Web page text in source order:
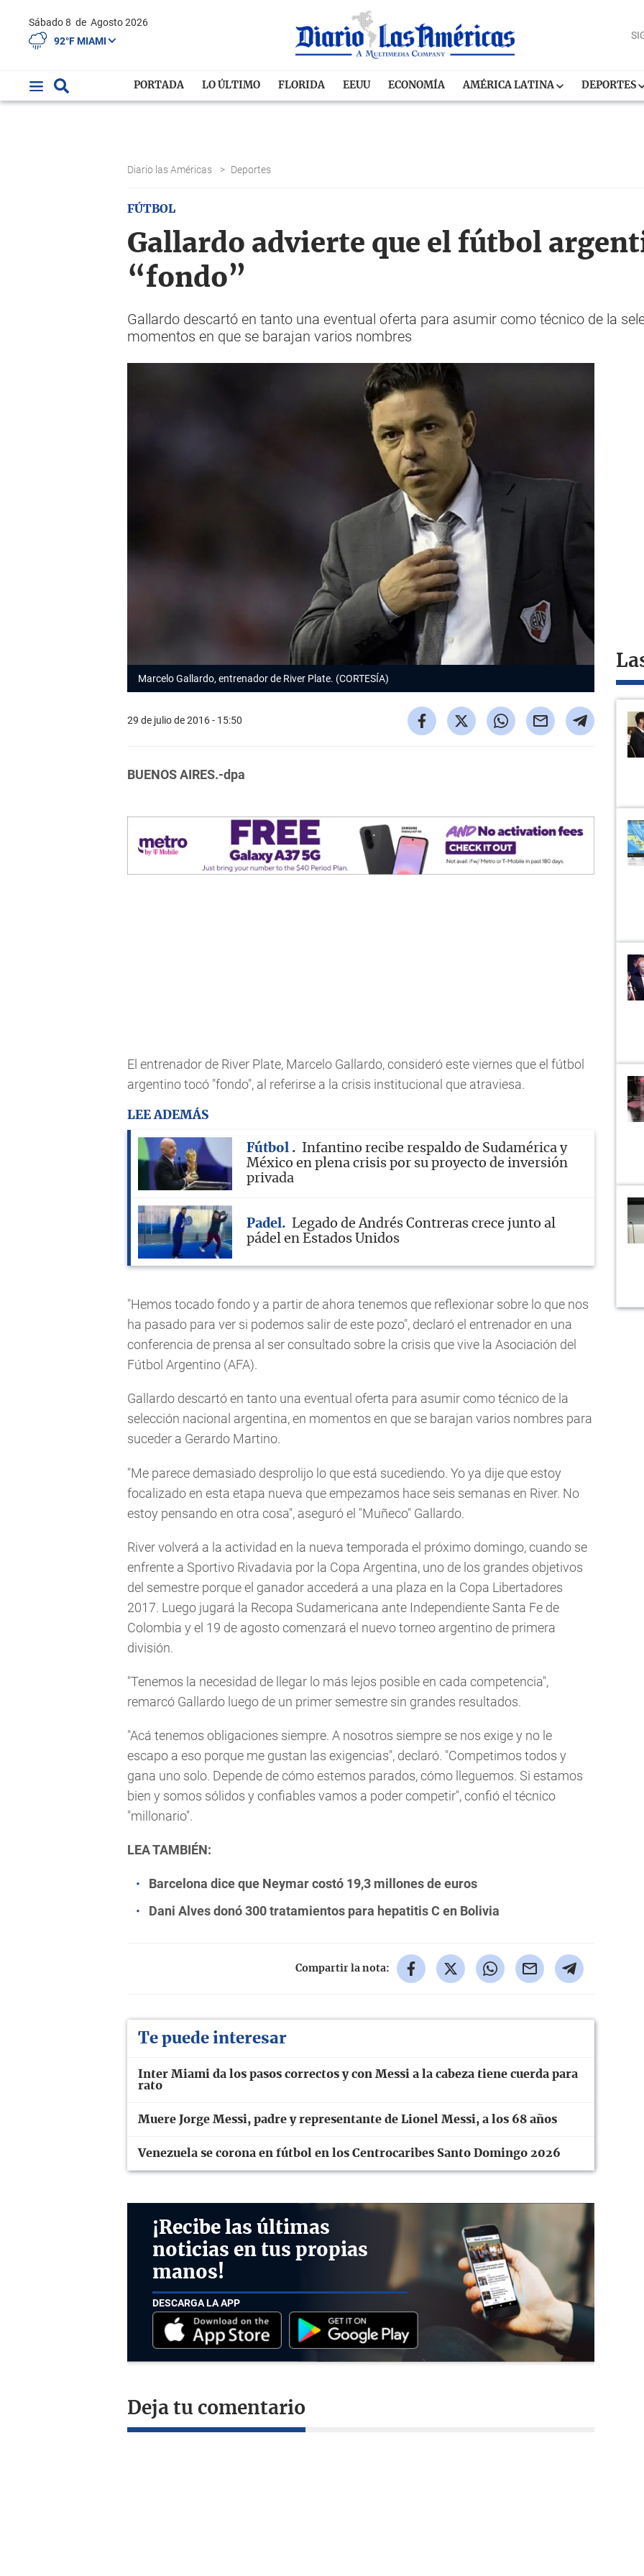
Sábado 8 de Agosto 2026
92°F MIAMI
PORTADA LO ÚLTIMO FLORIDA EEUU ECONOMÍA AMÉRICA LATINA DEPORTES
Diario las Américas > Deportes
FÚTBOL
Gallardo advierte que el fútbol
“fondo”
Gallardo descartó en tanto una eventual oferta para asumir como técnico de la
momentos en que se barajan varios nombres
Marcelo Gallardo, entrenador de River Plate. (CORTESÍA)
29 de julio de 2016 - 15:50
BUENOS AIRES.-dpa
El entrenador de River Plate, Marcelo Gallardo, consideró este viernes que el fútbol
argentino tocó "fondo", al referirse a la crisis institucional que atraviesa.
LEE ADEMÁS
Fútbol
Infantino recibe respaldo de Sudamérica y
México en plena crisis por su proyecto de inversión
privada
Padel
Legado de Andrés Contreras crece junto al
pádel en Estados Unidos
"Hemos tocado fondo y a partir de ahora tenemos que reflexionar sobre lo que nos
ha pasado para ver si podemos salir de este pozo", declaró el entrenador en una
conferencia de prensa al ser consultado sobre la crisis que vive la Asociación del
Fútbol Argentino (AFA).
Gallardo descartó en tanto una eventual oferta para asumir como técnico de la
selección nacional argentina, en momentos en que se barajan varios nombres para
suceder a Gerardo Martino.
"Me parece demasiado desprolijo lo que está sucediendo. Yo ya dije que estoy
focalizado en esta etapa nueva que empezamos hace seis semanas en River. No
estoy pensando en otra cosa", aseguró el "Muñeco" Gallardo.
River volverá a la actividad en la nueva temporada el próximo domingo, cuando se
enfrente a Sportivo Rivadavia por la Copa Argentina, uno de los grandes objetivos
del semestre porque el ganador accederá a una plaza en la Copa Libertadores
2017. Luego jugará la Recopa Sudamericana ante Independiente Santa Fe de
Colombia y el 19 de agosto comenzará el nuevo torneo argentino de primera
división.
"Tenemos la necesidad de llegar lo más lejos posible en cada competencia",
remarcó Gallardo luego de un primer semestre sin grandes resultados.
"Acá tenemos obligaciones siempre. A nosotros siempre se nos exige y no le
escapo a eso porque me gustan las exigencias", declaró. "Competimos todos y
gana uno solo. Depende de cómo estemos parados, cómo lleguemos. Si estamos
bien y somos sólidos y confiables vamos a poder competir", confió el técnico
"millonario".
LEA TAMBIÉN:
Barcelona dice que Neymar costó 19,3 millones de euros
Dani Alves donó 300 tratamientos para hepatitis C en Bolivia
Compartir la nota:
Te puede interesar
Inter Miami da los pasos correctos y con Messi a la cabeza tiene cuerda para
rato
Muere Jorge Messi, padre y representante de Lionel Messi, a los 68 años
Venezuela se corona en fútbol en los Centrocaribes Santo Domingo 2026
¡Recibe las últimas
noticias en tus propias
manos!
DESCARGA LA APP
Deja tu comentario